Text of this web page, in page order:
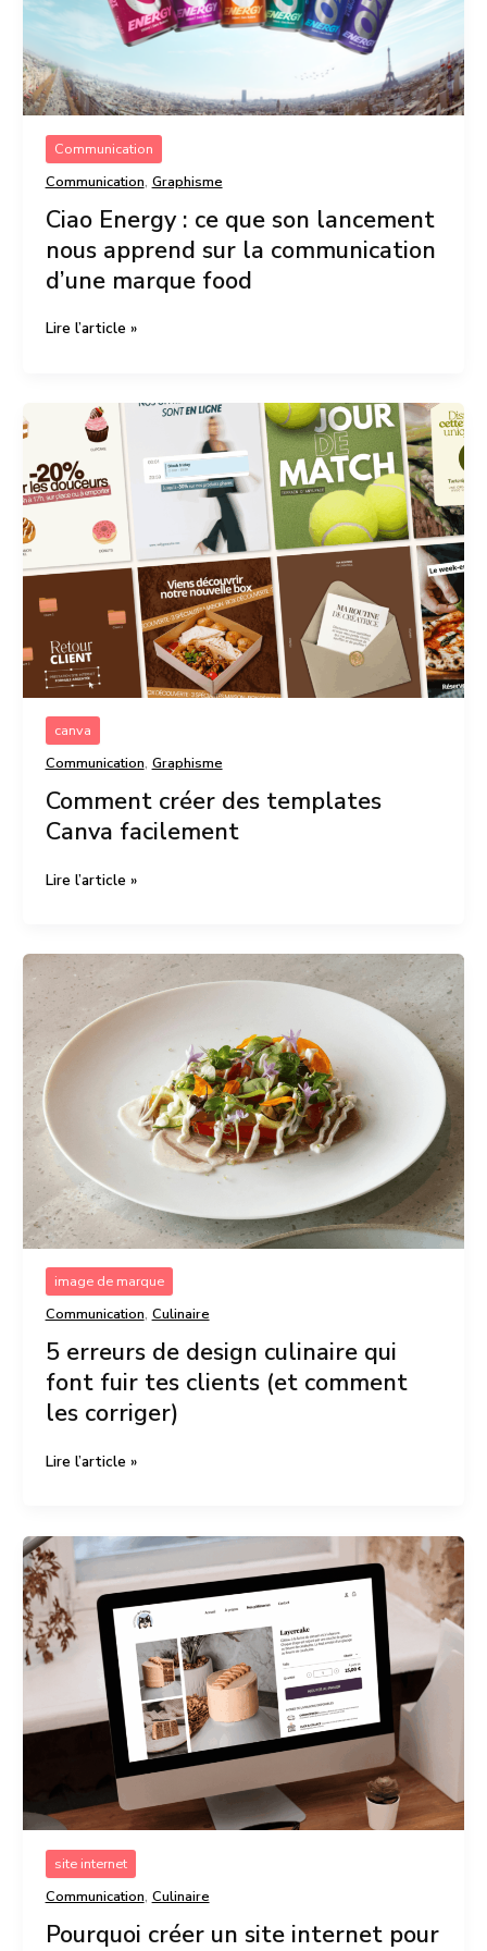
Communication
Communication, Graphisme
Ciao Energy : ce que son lancement
nous apprend sur la communication
d’une marque food
la
communication
d’une
marque
food
Lire l’article »
canva
Communication, Graphisme
Comment créer des templates
Canva facilement
Comment
templates
Canva
facilement
Lire l’article »
image de marque
Communication, Culinaire
5 erreurs de design culinaire qui
font fuir tes clients (et comment
les corriger)
5
erreurs
de
design
culinaire
qui
font
fuir
tes
clients
(et
comment
les
corriger)
Lire l’article »
site internet
Communication, Culinaire
Pourquoi créer un site internet pour
Pourquoi
créer
un
site
internet
pour
une
de
biscuits
Strasbourg
?